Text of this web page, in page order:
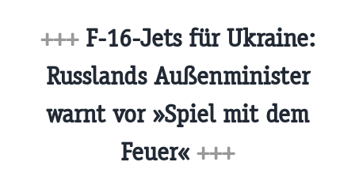
+++F-16-Jets für Ukraine:
Russlands Außenminister
warnt vor »Spiel mit dem
Feuer« +++